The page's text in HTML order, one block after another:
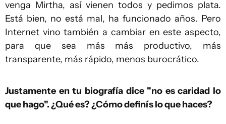
venga Mirtha, así vienen todos y pedimos plata.
Está bien, no está mal, ha funcionado años. Pero
Internet vino también a cambiar en este aspecto,
para que sea más más productivo, más
transparente, más rápido, menos burocrático.
Justamente en tu biografía dice "no es caridad lo
que hago". ¿Qué es? ¿Cómo definís lo que haces?